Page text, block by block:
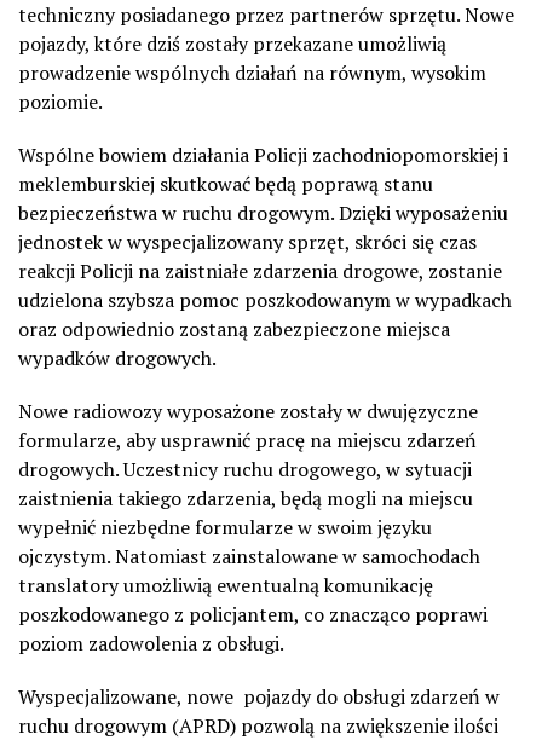
techniczny posiadanego przez partnerów sprzętu. Nowe
pojazdy, które dziś zostały przekazane umożliwią
prowadzenie wspólnych działań na równym, wysokim
poziomie.
Wspólne bowiem działania Policji zachodniopomorskiej i
meklemburskiej skutkować będą poprawą stanu
bezpieczeństwa w ruchu drogowym. Dzięki wyposażeniu
jednostek w wyspecjalizowany sprzęt, skróci się czas
reakcji Policji na zaistniałe zdarzenia drogowe, zostanie
udzielona szybsza pomoc poszkodowanym w wypadkach
oraz odpowiednio zostaną zabezpieczone miejsca
wypadków drogowych.
Nowe radiowozy wyposażone zostały w dwujęzyczne
formularze, aby usprawnić pracę na miejscu zdarzeń
drogowych. Uczestnicy ruchu drogowego, w sytuacji
zaistnienia takiego zdarzenia, będą mogli na miejscu
wypełnić niezbędne formularze w swoim języku
ojczystym. Natomiast zainstalowane w samochodach
translatory umożliwią ewentualną komunikację
poszkodowanego z policjantem, co znacząco poprawi
poziom zadowolenia z obsługi.
Wyspecjalizowane, nowe pojazdy do obsługi zdarzeń w
ruchu drogowym (APRD) pozwolą na zwiększenie ilości